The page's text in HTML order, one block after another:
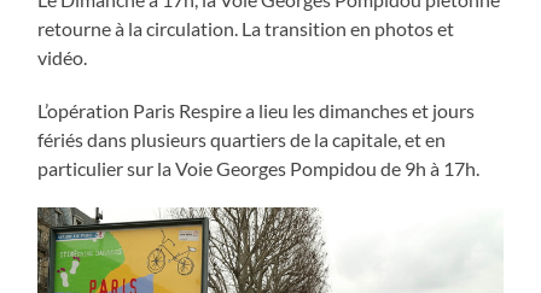
retourne à la circulation. La transition en photos et
vidéo.
L’opération Paris Respire a lieu les dimanches et jours
fériés dans plusieurs quartiers de la capitale, et en
particulier sur la Voie Georges Pompidou de 9h à 17h.